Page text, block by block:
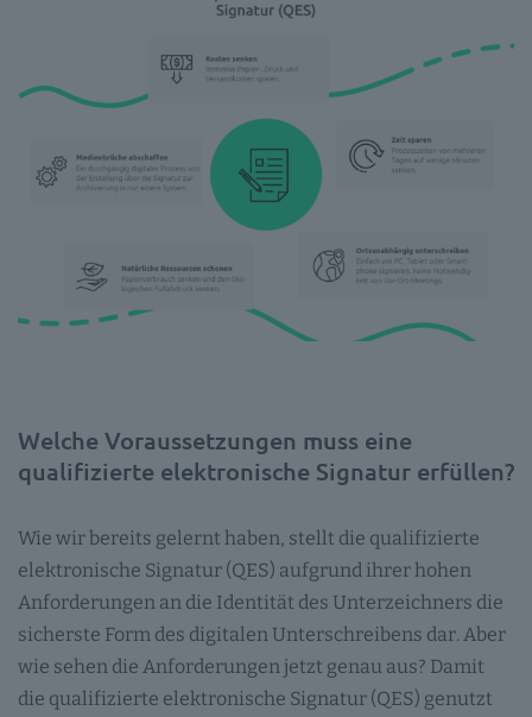
Welche Voraussetzungen muss eine
qualifizierte elektronische Signatur erfüllen?
Wie wir bereits gelernt haben, stellt die qualifizierte
elektronische Signatur (QES) aufgrund ihrer hohen
Anforderungen an die Identität des Unterzeichners die
sicherste Form des digitalen Unterschreibens dar. Aber
wie sehen die Anforderungen jetzt genau aus? Damit
die qualifizierte elektronische Signatur (QES) genutzt